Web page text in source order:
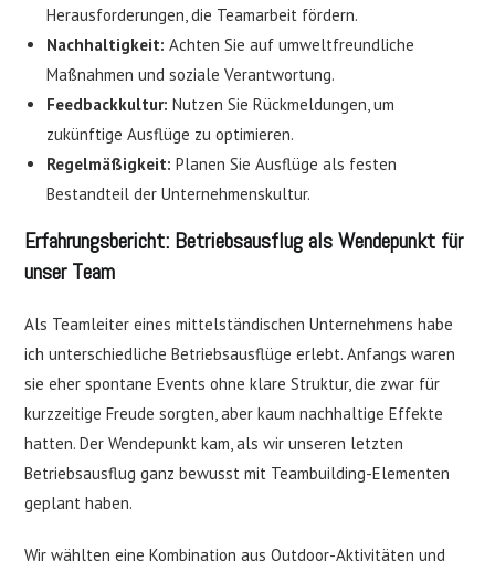
Herausforderungen, die Teamarbeit fördern.
Nachhaltigkeit: Achten Sie auf umweltfreundliche
Maßnahmen und soziale Verantwortung.
Feedbackkultur: Nutzen Sie Rückmeldungen, um
zukünftige Ausflüge zu optimieren.
Regelmäßigkeit: Planen Sie Ausflüge als festen
Bestandteil der Unternehmenskultur.
Erfahrungsbericht: Betriebsausflug als Wendepunkt für
unser Team
Als Teamleiter eines mittelständischen Unternehmens habe
ich unterschiedliche Betriebsausflüge erlebt. Anfangs waren
sie eher spontane Events ohne klare Struktur, die zwar für
kurzzeitige Freude sorgten, aber kaum nachhaltige Effekte
hatten. Der Wendepunkt kam, als wir unseren letzten
Betriebsausflug ganz bewusst mit Teambuilding-Elementen
geplant haben.
Wir wählten eine Kombination aus Outdoor-Aktivitäten und